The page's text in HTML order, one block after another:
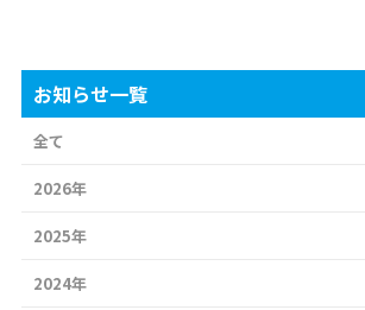
お知らせ一覧
全て
2026年
2025年
2024年